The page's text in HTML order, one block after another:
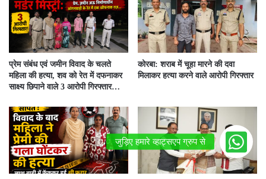
प्रेम संबंध एवं जमीन विवाद के चलते
महिला की हत्या, शव को रेत में दफनाकर
साक्ष्य छिपाने वाले 3 आरोपी गिरफ्तार…
कोरबा: शराब में चूहा मारने की दवा
मिलाकर हत्या करने वाले आरोपी गिरफ्तार